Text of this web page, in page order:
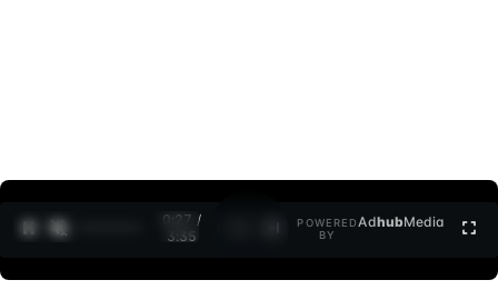
0:27 /
3:35
POWERED
BY
AdhubMedia